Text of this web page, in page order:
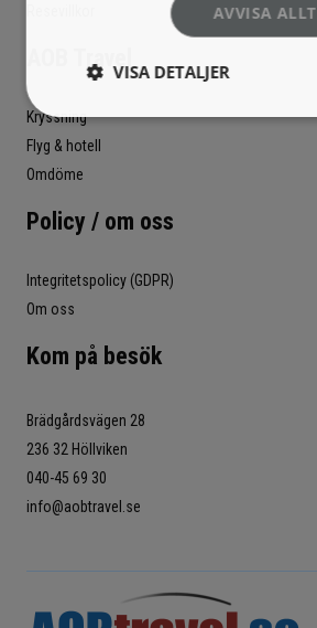
AOB Travel
Kryssning
Flyg & hotell
Omdöme
Policy / om oss
Integritetspolicy (GDPR)
Om oss
Kom på besök
Brädgårdsvägen 28
236 32 Höllviken
040-45 69 30
info@aobtravel.se
AVVISA ALLT
VISA DETALJER